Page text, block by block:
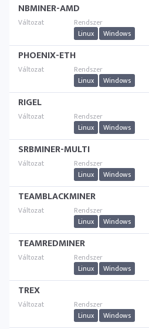
NBMINER-AMD
Linux Windows
PHOENIX-ETH
Linux Windows
RIGEL
Linux Windows
SRBMINER-MULTI
Linux Windows
TEAMBLACKMINER
Linux Windows
TEAMREDMINER
Linux Windows
TREX
Linux Windows